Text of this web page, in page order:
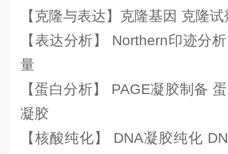
【克隆与表达】克隆基因 克隆
【表达分析】 Northern印迹分
量
【蛋白分析】 PAGE凝胶制备
凝胶
【核酸纯化】 DNA凝胶纯化